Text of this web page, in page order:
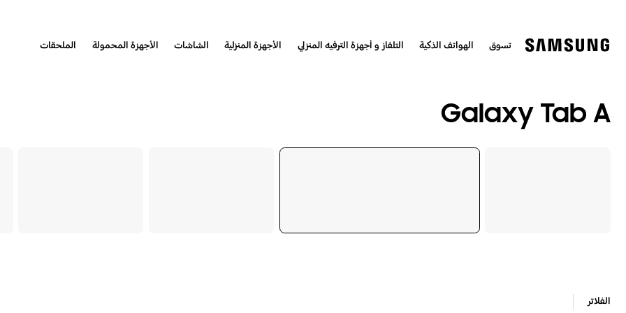
تسوق الهواتف الذكية التلفاز و أجهزة الترفيه المنزلي الأجهزة المنزلية الشاشات الأجهزة المحمولة الملحقات
Galaxy Tab A
الفلاتر